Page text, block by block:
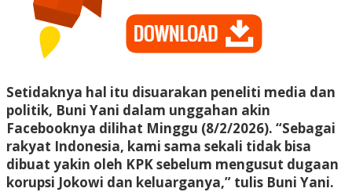
Setidaknya hal itu disuarakan peneliti media dan
politik, Buni Yani dalam unggahan akin
Facebooknya dilihat Minggu (8/2/2026). “Sebagai
rakyat Indonesia, kami sama sekali tidak bisa
dibuat yakin oleh KPK sebelum mengusut dugaan
korupsi Jokowi dan keluarganya,” tulis Buni Yani.